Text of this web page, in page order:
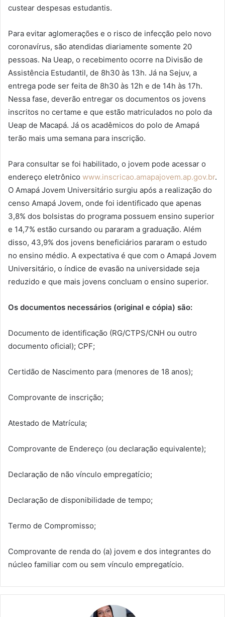
custear despesas estudantis.
Para evitar aglomerações e o risco de infecção pelo novo
coronavírus, são atendidas diariamente somente 20
pessoas. Na Ueap, o recebimento ocorre na Divisão de
Assistência Estudantil, de 8h30 às 13h. Já na Sejuv, a
entrega pode ser feita de 8h30 às 12h e de 14h às 17h.
Nessa fase, deverão entregar os documentos os jovens
inscritos no certame e que estão matriculados no polo da
Ueap de Macapá. Já os acadêmicos do polo de Amapá
terão mais uma semana para inscrição.
Para consultar se foi habilitado, o jovem pode acessar o
endereço eletrônico www.inscricao.amapajovem.ap.gov.br.
O Amapá Jovem Universitário surgiu após a realização do
censo Amapá Jovem, onde foi identificado que apenas
3,8% dos bolsistas do programa possuem ensino superior
e 14,7% estão cursando ou pararam a graduação. Além
disso, 43,9% dos jovens beneficiários pararam o estudo
no ensino médio. A expectativa é que com o Amapá Jovem
Universitário, o índice de evasão na universidade seja
reduzido e que mais jovens concluam o ensino superior.
Os documentos necessários (original e cópia) são:
Documento de identificação (RG/CTPS/CNH ou outro
documento oficial); CPF;
Certidão de Nascimento para (menores de 18 anos);
Comprovante de inscrição;
Atestado de Matrícula;
Comprovante de Endereço (ou declaração equivalente);
Declaração de não vínculo empregatício;
Declaração de disponibilidade de tempo;
Termo de Compromisso;
Comprovante de renda do (a) jovem e dos integrantes do
núcleo familiar com ou sem vínculo empregatício.